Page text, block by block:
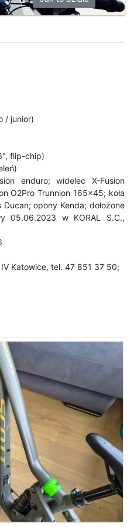
/ junior)
flip-chip)
enduro; widelec X-Fusion
O2Pro Trunnion 165x45; koła
opony Kenda; dołożone
05.06.2023 w KORAL S.C.,
IV Katowice, tel. 47 851 37 50;